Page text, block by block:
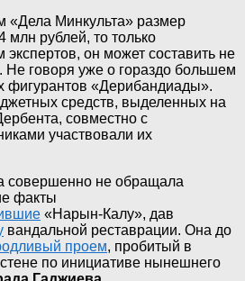
«Дела Минкульта» размер
млн рублей, то только
экспертов, он может составить не
Не говоря уже о гораздо большем
фигурантов «Дерибандиады».
средств, выделенных на
совместно с
участвовали их
совершенно не обращала
факты
«Нарын-Калу», дав
вандальной реставрации. Она до
проем, пробитый в
по инициативе нынешнего